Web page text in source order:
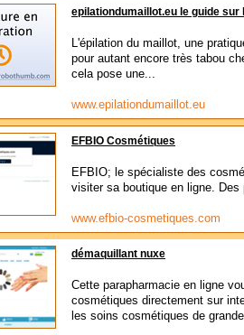
epilationdumaillot.eu le guide sur
L'épilation du maillot, une
pour autant encore très tabou
cela pose une...
www.epilationdumaillot.eu
EFBIO Cosmétiques
EFBIO; le spécialiste des
visiter sa boutique en ligne.
www.efbio-cosmetiques.com
démaquillant nuxe
Cette parapharmacie en ligne
cosmétiques directement sur
les soins cosmétiques de